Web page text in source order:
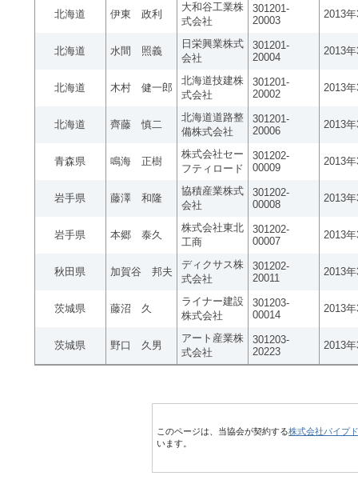
北海道 伊東 政利
大和谷工業株
式会社
301201-
20003
2013
北海道 水間 照義
日栄興業株式
会社
301201-
20004
2013
北海道 木村 健一郎
北海道技建株
式会社
301201-
20002
2013
北海道 齊藤 慎二
北海道道路整
備株式会社
301201-
20006
2013
青森県 鳴海 正樹
株式会社セー
フティロード
301202-
00009
2013
岩手県 藤澤 和隆
協積産業株式
会社
301202-
00008
2013
岩手県 本郷 泰久
株式会社東北
工商
301202-
00007
2013
秋田県 加賀谷 邦夫
ディクサス株
式会社
301202-
20011
2013
茨城県 藤沼 久
ライナー建設
株式会社
301203-
00014
2013
茨城県 野口 久男
アート産業株
式会社
301203-
20223
2013
このページは、当協会が契約する株式会社パイプ
います。